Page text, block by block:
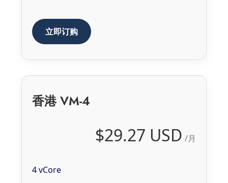
立即订购
香港 VM-4
$29.27 USD /月
4 vCore